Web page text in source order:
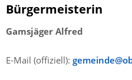
Bürgermeisterin
Gamsjäger Alfred
E-Mail (offiziell):